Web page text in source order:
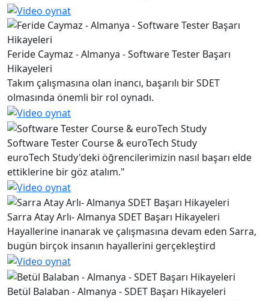
Feride Caymaz - Almanya - Software Tester Başarı
Hikayeleri
Takım çalışmasına olan inancı, başarılı bir SDET
olmasında önemli bir rol oynadı.
Software Tester Course & euroTech Study
euroTech Study'deki öğrencilerimizin nasıl başarı elde
ettiklerine bir göz atalım."
Sarra Atay Arlı- Almanya SDET Başarı Hikayeleri
Hayallerine inanarak ve çalışmasına devam eden Sarra,
bugün birçok insanın hayallerini gerçekleştird
Betül Balaban - Almanya - SDET Başarı Hikayeleri